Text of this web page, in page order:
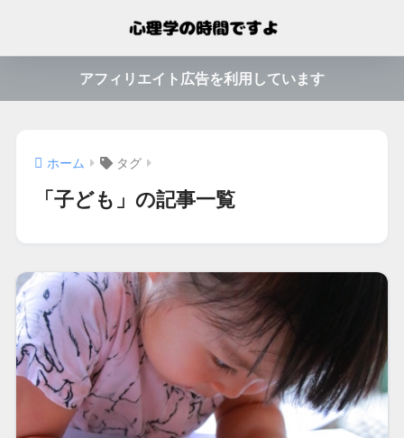
アフィリエイト広告を利用しています
ホーム タグ
「子ども」の記事一覧